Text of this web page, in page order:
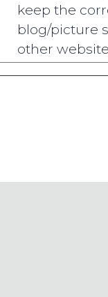
keep the
blog/picture
other